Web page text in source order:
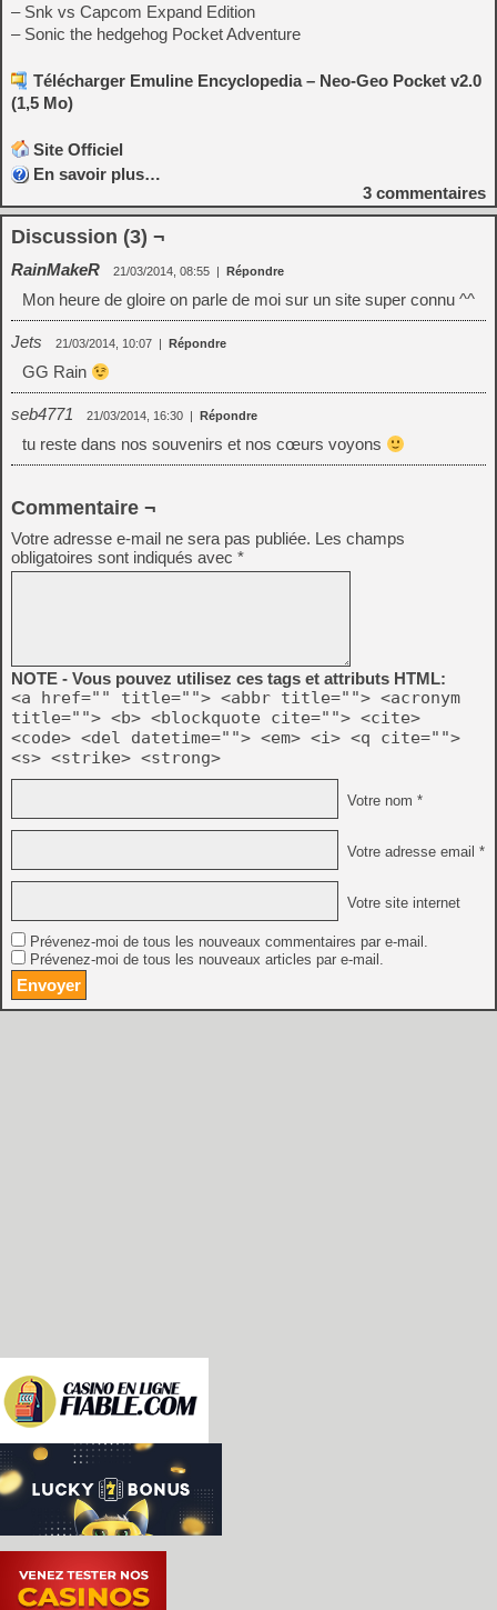
– Snk vs Capcom Expand Edition
– Sonic the hedgehog Pocket Adventure
Télécharger Emuline Encyclopedia – Neo-Geo Pocket v2.0
(1,5 Mo)
Site Officiel
En savoir plus…
3 commentaires
Discussion (3) ¬
RainMakeR 21/03/2014, 08:55 | Répondre
Mon heure de gloire on parle de moi sur un site super connu ^^
Jets 21/03/2014, 10:07 | Répondre
GG Rain
seb4771 21/03/2014, 16:30 | Répondre
tu reste dans nos souvenirs et nos cœurs voyons
Commentaire ¬
Votre adresse e-mail ne sera pas publiée. Les champs
obligatoires sont indiqués avec *
NOTE - Vous pouvez utilisez ces tags et attributs HTML:
<a href="" title=""> <abbr title=""> <acronym
title=""> <b> <blockquote cite=""> <cite>
<code> <del datetime=""> <em> <i> <q cite="">
<s> <strike> <strong>
Votre nom *
Votre adresse email *
Votre site internet
Prévenez-moi de tous les nouveaux commentaires par e-mail.
Prévenez-moi de tous les nouveaux articles par e-mail.